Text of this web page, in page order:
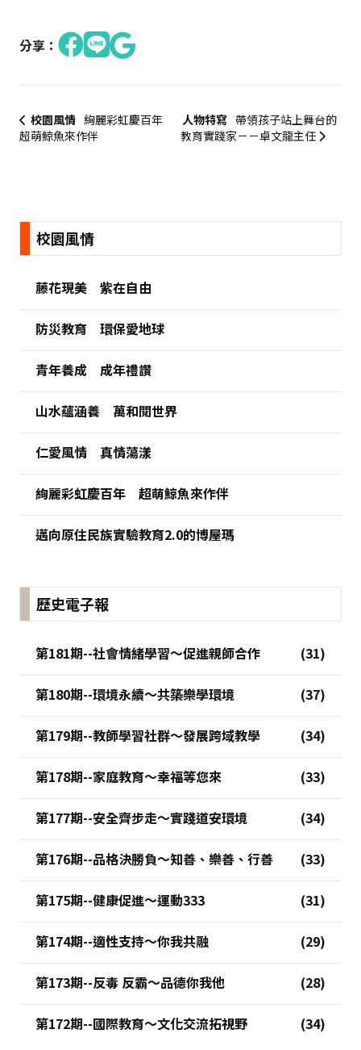
分享：
校園風情 絢麗彩虹慶百年
超萌鯨魚來作伴
人物特寫 帶領孩子站上舞台的
教育實踐家－－卓文龍主任
:::校園風情
藤花現美 紫在自由
防災教育 環保愛地球
青年養成 成年禮讚
山水蘊涵養 萬和閱世界
仁愛風情 真情蕩漾
絢麗彩虹慶百年 超萌鯨魚來作伴
邁向原住民族實驗教育2.0的博屋瑪
歷史電子報
第181期--社會情緒學習～促進親師合作
第180期--環境永續～共築樂學環境
第179期--教師學習社群～發展跨域教學
第178期--家庭教育～幸福等您來
第177期--安全齊步走～實踐道安環境
第176期--品格決勝負～知善、樂善、行善
第175期--健康促進～運動333
第174期--適性支持～你我共融
第173期--反毒 反霸～品德你我他
第172期--國際教育～文化交流拓視野